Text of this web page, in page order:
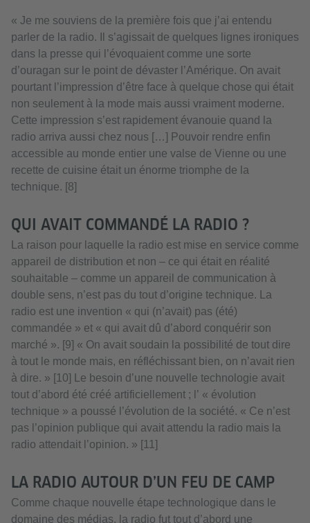
« Je me souviens de la première fois que j’ai entendu
parler de la radio. Il s’agissait de quelques lignes ironiques
dans la presse qui l’évoquaient comme une sorte
d’ouragan sur le point de dévaster l’Amérique. On avait
pourtant l’impression d’être face à quelque chose qui était
non seulement à la mode mais aussi vraiment moderne.
Cette impression s’est rapidement évanouie quand la
radio arriva aussi chez nous […] Pouvoir rendre enfin
accessible au monde entier une valse de Vienne ou une
recette de cuisine était un énorme triomphe de la
technique. [8]
QUI AVAIT COMMANDÉ LA RADIO ?
La raison pour laquelle la radio est mise en service comme
appareil de distribution et non – ce qui était en réalité
souhaitable – comme un appareil de communication à
double sens, n’est pas du tout d’origine technique. La
radio est une invention « qui (n’avait) pas (été)
commandée » et « qui avait dû d’abord conquérir son
marché ». [9] « On avait soudain la possibilité de tout dire
à tout le monde mais, en réfléchissant bien, on n’avait rien
à dire. » [10] Le besoin d’une nouvelle technologie avait
tout d’abord été créé artificiellement ; l’ « évolution
technique » a poussé l’évolution de la société. « Ce n’est
pas l’opinion publique qui avait attendu la radio mais la
radio attendait l’opinion. » [11]
LA RADIO AUTOUR D’UN FEU DE CAMP
Comme chaque nouvelle étape technologique dans le
domaine des médias, la radio fut tout d’abord une